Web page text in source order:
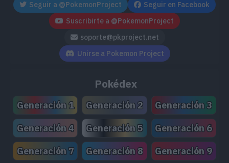
Seguir a @PokemonProject
Seguir en Facebook
Suscribirte a @PokemonProject
soporte@pkproject.net
Unirse a Pokemon Project
Pokédex
Generación 1 Generación 2
Generación 3
Generación 4
Generación 5
Generación 6
Generación 7
Generación 8
Generación 9